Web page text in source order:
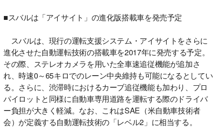
■スバルは「アイサイト」の進化版搭載車を発売予定
スバルは、現行の運転支援システム・アイサイトをさらに
進化させた自動運転技術の搭載車を2017年に発売する予定。
その際、ステレオカメラを用いた全車速追従機能が追加さ
れ、時速0～65キロでのレーン中央維持も可能になるとしてい
る。さらに、渋滞時におけるカーブ追従機能も加わり、プロ
パイロットと同様に自動車専用道路を運転する際のドライバ
ー負担が大きく軽減。なお、これはSAE（米自動車技術者
会）が定義する自動運転技術の「レベル2」に相当する。